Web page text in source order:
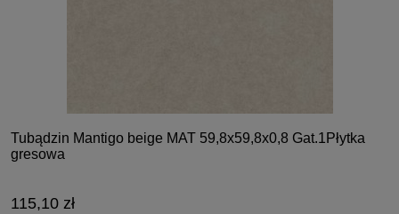
Tubądzin Mantigo beige MAT 59,8x59,8x0,8 Gat.1Płytka
gresowa
115,10 zł